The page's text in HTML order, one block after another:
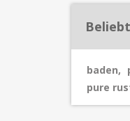
baden,
pure